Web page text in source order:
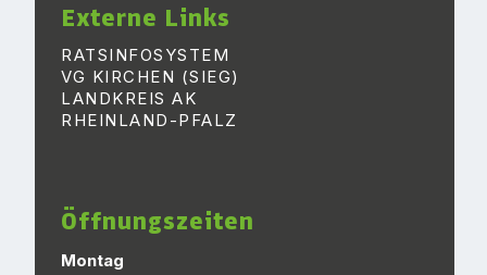
Externe Links
RATSINFOSYSTEM
VG KIRCHEN (SIEG)
LANDKREIS AK
RHEINLAND-PFALZ
Öffnungszeiten
Montag